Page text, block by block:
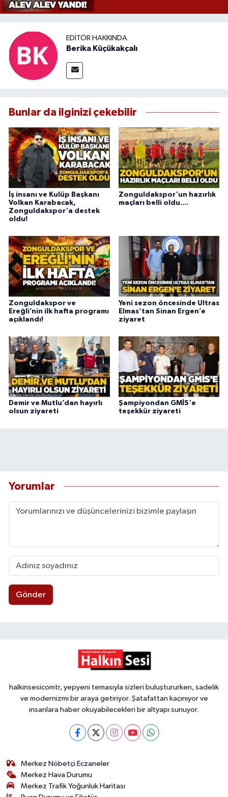
EDITÖR HAKKINDA
Berika Küçükakçalı
Bunlar da ilginizi çekebilir
İş insanı ve Kulüp Başkanı
Volkan Karabacak,
Zonguldakspor'a destek
oldu!
Zonguldakspor'un hazırlık
maçları belli oldu....
Zonguldakspor ve
Ereğli’nin ilk hafta programı
açıklandı!
Yeni sezon öncesinde Ultras
Elmas’tan Sinan Ergen’e
ziyaret
Demir ve Mutlu’dan hayırlı
olsun ziyareti
Şampiyondan GMİS'e
teşekkür ziyareti
Yorumlar
Gönder
halkinsesicomtr, yepyeni temasıyla sizleri buluştururken, sadelik
ve modernizmi bir araya getiriyor. Şatafattan kaçınıyor ve
insanlara haber okuyabilecekleri bir altyapı sunuyor.
Merkez Nöbetçi Eczaneler
Merkez Hava Durumu
Merkez Trafik Yoğunluk Haritası